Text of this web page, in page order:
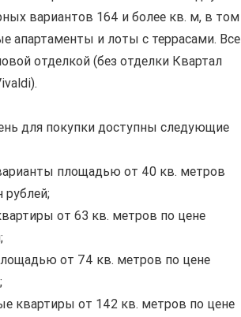
вариантов 164 и более кв. м, в том
апартаменты и лоты с террасами. Все
отделкой (без отделки Квартал
Квартал Vivaldi).
для покупки доступны следующие
площадью от 40 кв. метров
рублей;
от 63 кв. метров по цене
от 74 кв. метров по цене
квартиры от 142 кв. метров по цене